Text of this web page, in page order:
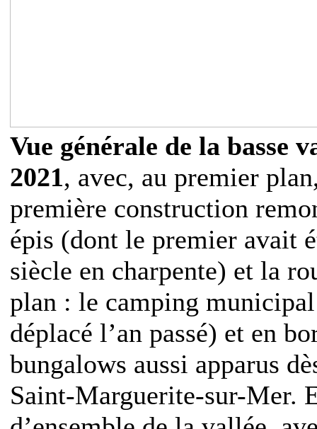
Vue générale de la basse
2021, avec, au premier
première construction
épis (dont le premier avait
siècle en charpente) et la
plan : le camping
déplacé l’an passé) et en
bungalows aussi apparus
Saint-Marguerite-sur-Mer.